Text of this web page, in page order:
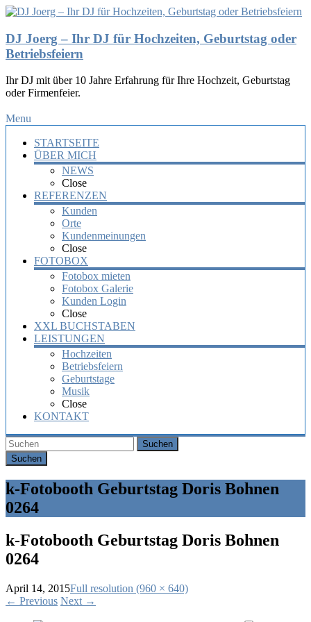
DJ Joerg – Ihr DJ für Hochzeiten, Geburtstag oder
Betriebsfeiern
Ihr DJ mit über 10 Jahre Erfahrung für Ihre Hochzeit, Geburtstag
oder Firmenfeier.
Menu
STARTSEITE
ÜBER MICH
NEWS
Close
REFERENZEN
Kunden
Orte
Kundenmeinungen
Close
FOTOBOX
Fotobox mieten
Fotobox Galerie
Kunden Login
Close
XXL BUCHSTABEN
LEISTUNGEN
Hochzeiten
Betriebsfeiern
Geburtstage
Musik
Close
KONTAKT
Suchen
k-Fotobooth Geburtstag Doris Bohnen
0264
k-Fotobooth Geburtstag Doris Bohnen
0264
April 14, 2015Full resolution (960 × 640)
← Previous Next →